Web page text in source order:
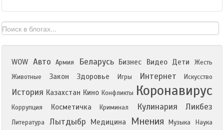
WOW Авто Армия Беларусь Бизнес Видео Дети
Жесть
Животные
Закон Здоровье Игры Интернет Искусство
История Казахстан Кино Конфликты Коронавирус
Коррупция Косметичка Криминал Кулинария Ликбез
Литература Лытдыбр Медицина Мнения Музыка Наука